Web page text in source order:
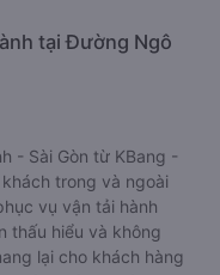
tại Đường Ngô
- Sài Gòn từ KBang -
trong và ngoài
vụ vận tải hành
thấu hiểu và không
lại cho khách hàng